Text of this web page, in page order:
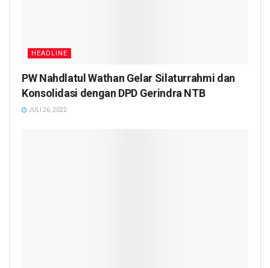
HEADLINE
PW Nahdlatul Wathan Gelar Silaturrahmi dan
Konsolidasi dengan DPD Gerindra NTB
JULI 26, 2022